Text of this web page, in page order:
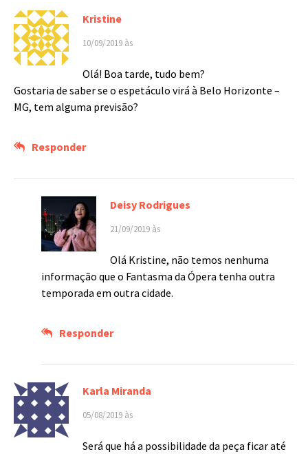
Kristine
10/09/2019 às
Olá! Boa tarde, tudo bem?
Gostaria de saber se o espetáculo virá à Belo Horizonte –
MG, tem alguma previsão?
Responder
Deisy Rodrigues
21/09/2019 às
Olá Kristine, não temos nenhuma
informação que o Fantasma da Ópera tenha outra
temporada em outra cidade.
Responder
Karla Miranda
05/08/2019 às
Será que há a possibilidade da peça ficar até